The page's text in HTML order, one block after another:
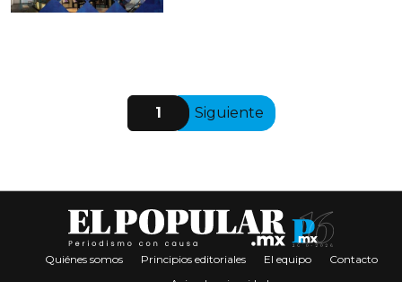
1 Siguiente
Quiénes somos Principios editoriales El equipo
Contacto